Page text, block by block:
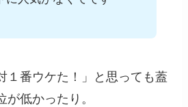
１番ウケた！」と思っても蓋
が低かったり。